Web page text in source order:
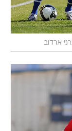
ארדוב